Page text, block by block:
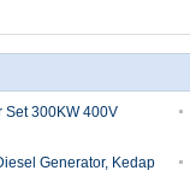
Set 300KW 400V
Generator, Kedap